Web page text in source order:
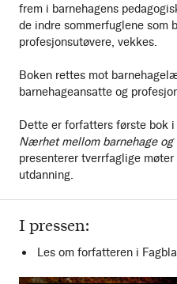
I pressen:
Les om forfatteren i
frem i barnehagens
de indre sommerfuglene som
profesjonsutøvere, vekkes.
Boken rettes mot
barnehageansatte og
Dette er forfatters første bok i
Nærhet mellom barnehage og
presenterer tverrfaglige
utdanning.